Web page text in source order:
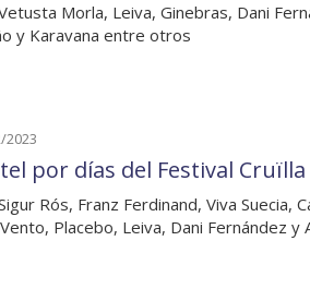
Morla, Leiva, Ginebras, Dani
y Karavana entre otros
2023
por días del Festival Cruïlla
Rós, Franz Ferdinand, Viva Suecia,
Placebo, Leiva, Dani Fernández